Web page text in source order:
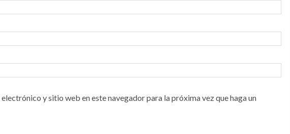
y sitio web en este navegador para la próxima vez que haga un